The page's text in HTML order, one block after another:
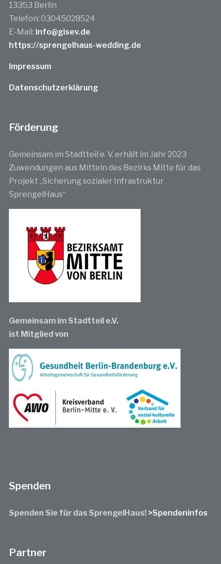
13353 Berlin
Telefon: 03045028524
E-Mail: info@gisev.de
https://sprengelhaus-wedding.de
Impressum
Datenschutzerklärung
Förderung
Gemeinsam im Stadtteil e. V. erhält im Jahr 2023
Zuwendungen aus Mitteln des Bezirks Mitte für das
Projekt „Sicherung sozialer Infrastruktur
SprengelHaus“
Gemeinsam im Stadtteil e.V.
ist Mitglied von
Spenden
Spenden Sie für das SprengelHaus! >Spendeninfos
Partner